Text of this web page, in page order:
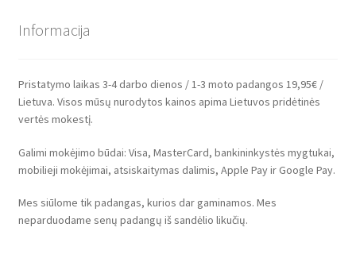
Informacija
Pristatymo laikas 3-4 darbo dienos / 1-3 moto padangos 19,95€ /
Lietuva. Visos mūsų nurodytos kainos apima Lietuvos pridėtinės
vertės mokestį.
Galimi mokėjimo būdai: Visa, MasterCard, bankininkystės mygtukai,
mobilieji mokėjimai, atsiskaitymas dalimis, Apple Pay ir Google Pay.
Mes siūlome tik padangas, kurios dar gaminamos. Mes
neparduodame senų padangų iš sandėlio likučių.